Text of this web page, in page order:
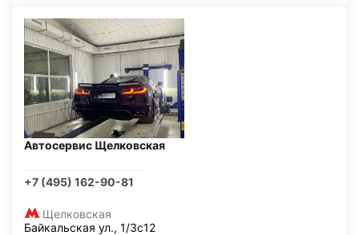
Автосервис Щелковская
+7 (495) 162-90-81
Щелковская
Байкальская ул., 1/3с12